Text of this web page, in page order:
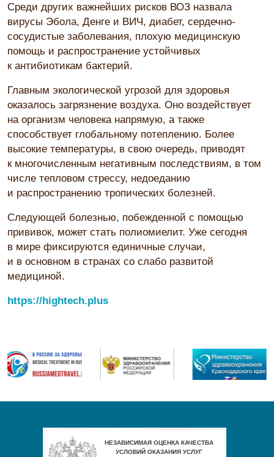
Среди других важнейших рисков ВОЗ назвала
вирусы Эбола, Денге и ВИЧ, диабет, сердечно-
сосудистые заболевания, плохую медицинскую
помощь и распространение устойчивых
к антибиотикам бактерий.
Главным экологической угрозой для здоровья
оказалось загрязнение воздуха. Оно воздействует
на организм человека напрямую, а также
способствует глобальному потеплению. Более
высокие температуры, в свою очередь, приводят
к многочисленным негативным последствиям, в том
числе тепловом стрессу, недоеданию
и распространению тропических болезней.
Следующей болезнью, побежденной с помощью
прививок, может стать полиомиелит. Уже сегодня
в мире фиксируются единичные случаи,
и в основном в странах со слабо развитой
медициной.
https://hightech.plus